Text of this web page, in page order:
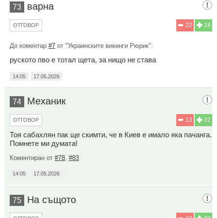
73 варна
18
22
ОТГОВОР
До коментар #7 от "Украинските викинги Рюрик":
руското пво е тотал щета, за нищо не става
14:05 17.05.2026
74 Механик
32
13
ОТГОВОР
Тоя сабахлян пак ще скимти, че в Киев е имало яка пачанга.
Помнете ми думата!
Коментиран от #78 #83
14:05 17.05.2026
75 На същото